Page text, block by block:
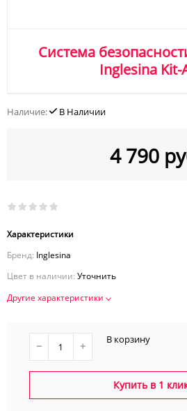
Система
Inglesina Kit-
Наличие: В Наличии
4 790
Характеристики
Бренд: Inglesina
Цвет в наличии: Уточнить
Другие характеристики
− + В корзину
Купить в 1